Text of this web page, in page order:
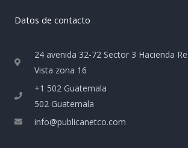
Datos de contacto
24 avenida 32-72 Sector 3 Hacienda
Vista zona 16
+1 502 Guatemala
502 Guatemala
info@publicanetco.com